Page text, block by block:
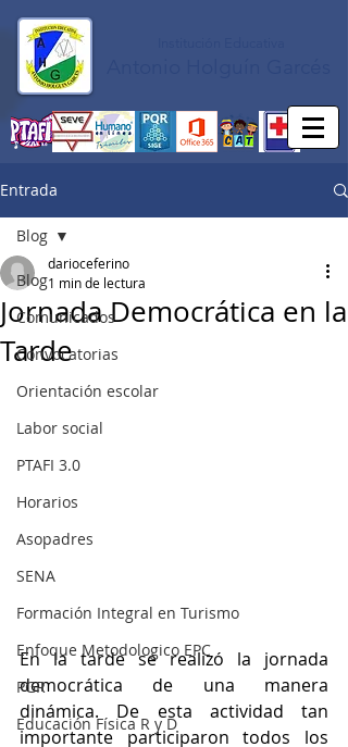
Entrada
Blog
Comunicados
Convocatorias
Orientación escolar
Labor social
PTAFI 3.0
Horarios
Asopadres
SENA
Formación Integral en Turismo
Enfoque Metodologico EPC
PGR
Educación Física R y D
Blog
Jornada Democrática en la
Tarde
darioceferino
1 min de lectura
En la tarde se realizó la jornada
democrática de una manera
dinámica. De esta actividad tan
importante participaron todos los